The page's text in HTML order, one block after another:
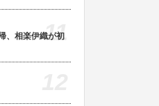
、相楽伊織が初
11